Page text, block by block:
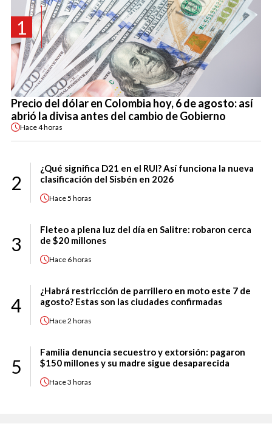
1
Precio del dólar en Colombia hoy, 6 de agosto: así
abrió la divisa antes del cambio de Gobierno
Hace4 horas
2
¿Qué significa D21 en el RUI? Así funciona la nueva
clasificación del Sisbén en 2026
Hace5 horas
3
Fleteo a plena luz del día en Salitre: robaron cerca
de $20 millones
Hace 6 horas
4
¿Habrá restricción de parrillero en moto este 7 de
agosto? Estas son las ciudades confirmadas
Hace2 horas
5
Familia denuncia secuestro y extorsión: pagaron
$150 millones y su madre sigue desaparecida
Hace3 horas